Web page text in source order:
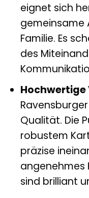
eignet sich
gemeinsame
Familie. Es
des
Qualität. Die
robustem
präzise
angenehmes
sind brilliant